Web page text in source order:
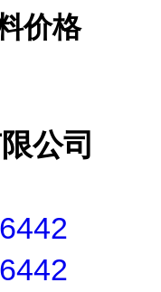
价格
公司